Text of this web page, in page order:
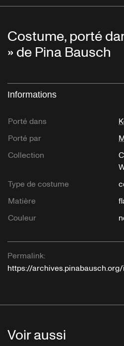
Costume, porté
» de Pina Bausch
Informations
Porté dans
Porté par
Collection
Type de costume
Matière
Couleur
Permalink:
https://
Voir aussi